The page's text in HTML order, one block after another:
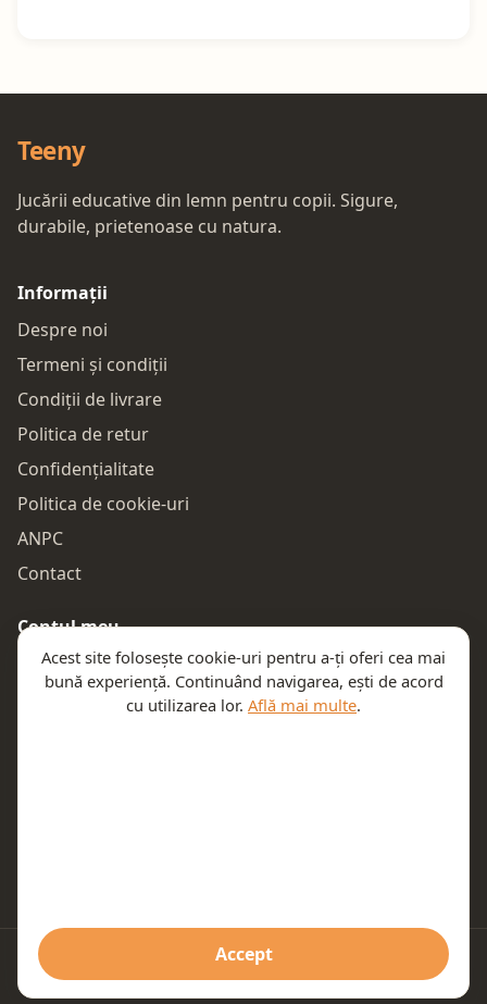
Teeny
Jucării educative din lemn pentru copii. Sigure,
durabile, prietenoase cu natura.
Informații
Despre noi
Termeni și condiții
Condiții de livrare
Politica de retur
Confidențialitate
Politica de cookie-uri
ANPC
Contact
Contul meu
Autentificare
Comenzile mele
© 2026 Teeny. Toate drepturile rezervate.
Acest site folosește cookie-uri pentru a-ți oferi cea mai
bună experiență. Continuând navigarea, ești de acord
cu utilizarea lor. Află mai multe.
Accept